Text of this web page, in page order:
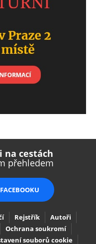
na cestách
přehledem
Rejstřík
Autoři
Ochrana soukromí
souborů cookie